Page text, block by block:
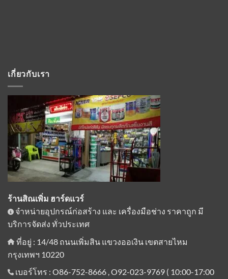
เกี่ยวกับเรา
ร้านสิณเพิ่ม ฮาร์ดแวร์
จำหน่ายอุปกรณ์ก่อสร้าง และ เครื่องมือช่าง ราคาถูก มี
บริการจัดส่ง ทั่วประเทศ
ที่อยู่ : 14/48 ถนนเพิ่มสิน แขวงออเงิน เขตสายไหม
กรุงเทพฯ 10220
เบอร์โทร : O86-752-8666 , O92-023-9769 ( 10:00-17:00